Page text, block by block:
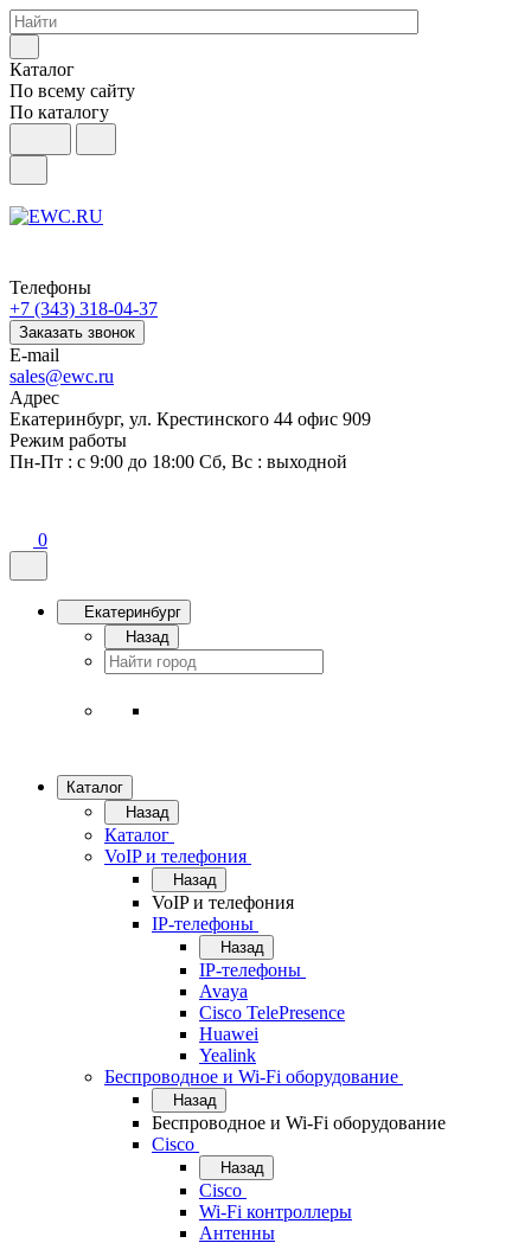
Каталог
По всему сайту
По каталогу
Телефоны
+7 (343) 318-04-37
Заказать звонок
E-mail
sales@ewc.ru
Адрес
Екатеринбург, ул. Крестинского 44 офис 909
Режим работы
Пн-Пт : с 9:00 до 18:00 Сб, Вс : выходной
0
Екатеринбург
Назад
Каталог
Назад
Каталог
VoIP и телефония
Назад
VoIP и телефония
IP-телефоны
Назад
IP-телефоны
Avaya
Cisco TelePresence
Huawei
Yealink
Беспроводное и Wi-Fi оборудование
Назад
Беспроводное и Wi-Fi оборудование
Cisco
Назад
Cisco
Wi-Fi контроллеры
Антенны